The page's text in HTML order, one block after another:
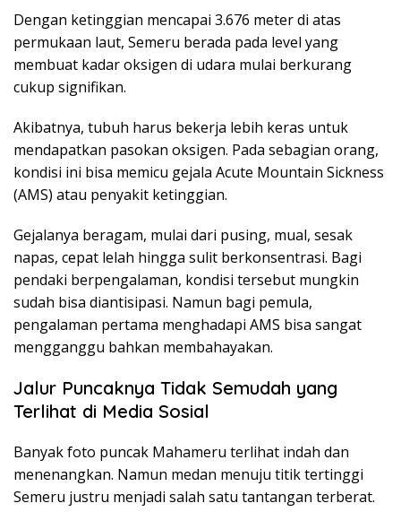
Dengan ketinggian mencapai 3.676 meter di atas
permukaan laut, Semeru berada pada level yang
membuat kadar oksigen di udara mulai berkurang
cukup signifikan.
Akibatnya, tubuh harus bekerja lebih keras untuk
mendapatkan pasokan oksigen. Pada sebagian orang,
kondisi ini bisa memicu gejala Acute Mountain Sickness
(AMS) atau penyakit ketinggian.
Gejalanya beragam, mulai dari pusing, mual, sesak
napas, cepat lelah hingga sulit berkonsentrasi. Bagi
pendaki berpengalaman, kondisi tersebut mungkin
sudah bisa diantisipasi. Namun bagi pemula,
pengalaman pertama menghadapi AMS bisa sangat
mengganggu bahkan membahayakan.
Jalur Puncaknya Tidak Semudah yang
Terlihat di Media Sosial
Banyak foto puncak Mahameru terlihat indah dan
menenangkan. Namun medan menuju titik tertinggi
Semeru justru menjadi salah satu tantangan terberat.